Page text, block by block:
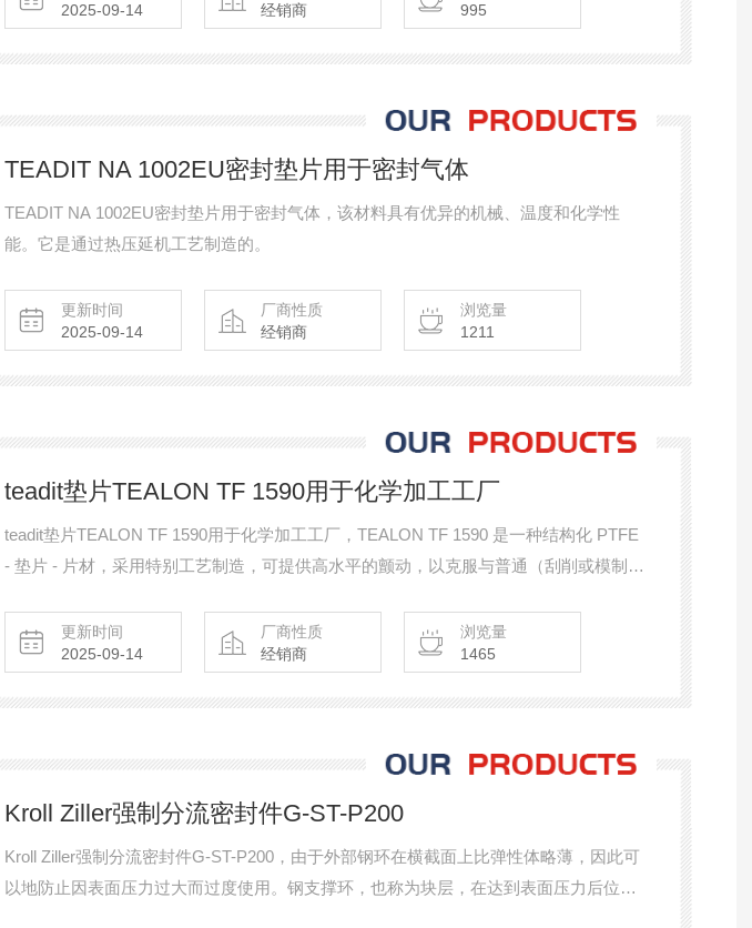
2025-09-14
经销商
995
TEADIT NA 1002EU密封垫片用于密封气体
TEADIT NA 1002EU密封垫片用于密封气体，该材料具有优异的机械、温度和化学性
能。它是通过热压延机工艺制造的。
更新时间
2025-09-14
厂商性质
经销商
浏览量
1211
teadit垫片TEALON TF 1590用于化学加工工厂
teadit垫片TEALON TF 1590用于化学加工工厂，TEALON TF 1590 是一种结构化 PTFE
- 垫片 - 片材，采用特别工艺制造，可提供高水平的颤动，以克服与普通（刮削或模制）
更新时间
2025-09-14
厂商性质
经销商
浏览量
1465
Kroll Ziller强制分流密封件G-ST-P200
Kroll Ziller强制分流密封件G-ST-P200，由于外部钢环在横截面上比弹性体略薄，因此可
以地防止因表面压力过大而过度使用。钢支撑环，也称为块层，在达到表面压力后位于